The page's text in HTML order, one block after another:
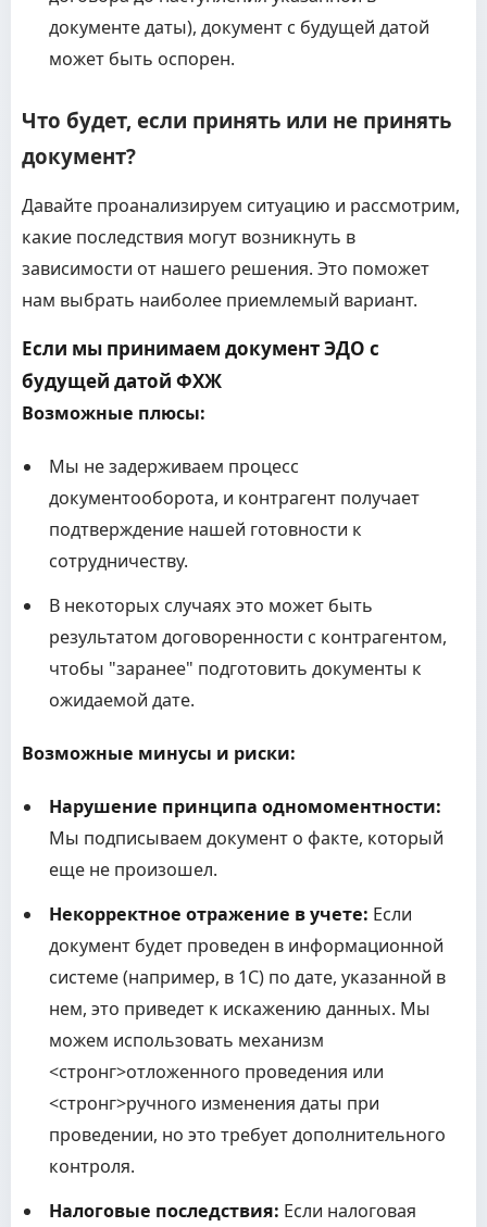
документе даты), документ с будущей датой
может быть оспорен.
Что будет, если принять или не принять
документ?
Давайте проанализируем ситуацию и рассмотрим,
какие последствия могут возникнуть в
зависимости от нашего решения. Это поможет
нам выбрать наиболее приемлемый вариант.
Если мы принимаем документ ЭДО с
будущей датой ФХЖ
Возможные плюсы:
Мы не задерживаем процесс
документооборота, и контрагент получает
подтверждение нашей готовности к
сотрудничеству.
В некоторых случаях это может быть
результатом договоренности с контрагентом,
чтобы "заранее" подготовить документы к
ожидаемой дате.
Возможные минусы и риски:
Нарушение принципа одномоментности:
Мы подписываем документ о факте, который
еще не произошел.
Некорректное отражение в учете: Если
документ будет проведен в информационной
системе (например, в 1С) по дате, указанной в
нем, это приведет к искажению данных. Мы
можем использовать механизм
<стронг>отложенного проведения или
<стронг>ручного изменения даты при
проведении, но это требует дополнительного
контроля.
Налоговые последствия: Если налоговая